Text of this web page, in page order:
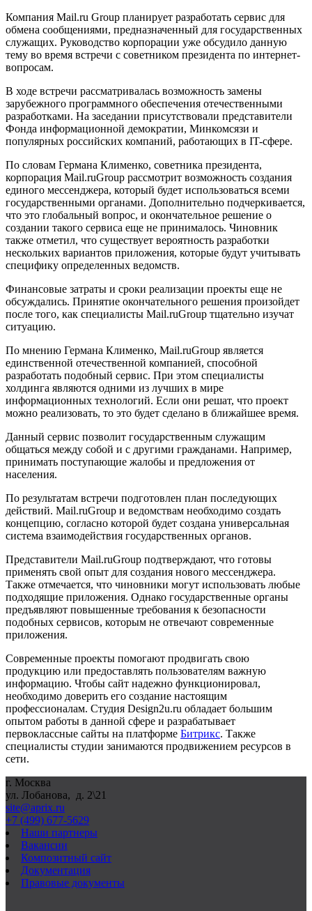
Компания Mail.ru Group планирует разработать сервис для
обмена сообщениями, предназначенный для государственных
служащих. Руководство корпорации уже обсудило данную
тему во время встречи с советником президента по интернет-
вопросам.
В ходе встречи рассматривалась возможность замены
зарубежного программного обеспечения отечественными
разработками. На заседании присутствовали представители
Фонда информационной демократии, Минкомсязи и
популярных российских компаний, работающих в IT-сфере.
По словам Германа Клименко, советника президента,
корпорация Mail.ruGroup рассмотрит возможность создания
единого мессенджера, который будет использоваться всеми
государственными органами. Дополнительно подчеркивается,
что это глобальный вопрос, и окончательное решение о
создании такого сервиса еще не принималось. Чиновник
также отметил, что существует вероятность разработки
нескольких вариантов приложения, которые будут учитывать
специфику определенных ведомств.
Финансовые затраты и сроки реализации проекты еще не
обсуждались. Принятие окончательного решения произойдет
после того, как специалисты Mail.ruGroup тщательно изучат
ситуацию.
По мнению Германа Клименко, Mail.ruGroup является
единственной отечественной компанией, способной
разработать подобный сервис. При этом специалисты
холдинга являются одними из лучших в мире
информационных технологий. Если они решат, что проект
можно реализовать, то это будет сделано в ближайшее время.
Данный сервис позволит государственным служащим
общаться между собой и с другими гражданами. Например,
принимать поступающие жалобы и предложения от
населения.
По результатам встречи подготовлен план последующих
действий. Mail.ruGroup и ведомствам необходимо создать
концепцию, согласно которой будет создана универсальная
система взаимодействия государственных органов.
Представители Mail.ruGroup подтверждают, что готовы
применять свой опыт для создания нового мессенджера.
Также отмечается, что чиновники могут использовать любые
подходящие приложения. Однако государственные органы
предъявляют повышенные требования к безопасности
подобных сервисов, которым не отвечают современные
приложения.
Современные проекты помогают продвигать свою
продукцию или предоставлять пользователям важную
информацию. Чтобы сайт надежно функционировал,
необходимо доверить его создание настоящим
профессионалам. Студия Design2u.ru обладает большим
опытом работы в данной сфере и разрабатывает
первоклассные сайты на платформе Битрикс. Также
специалисты студии занимаются продвижением ресурсов в
сети.
г. Москва
ул. Лобанова, д. 2\21
site@aprix.ru
+7 (499) 677-5629
Наши партнеры
Вакансии
Композитный сайт
Документация
Правовые документы